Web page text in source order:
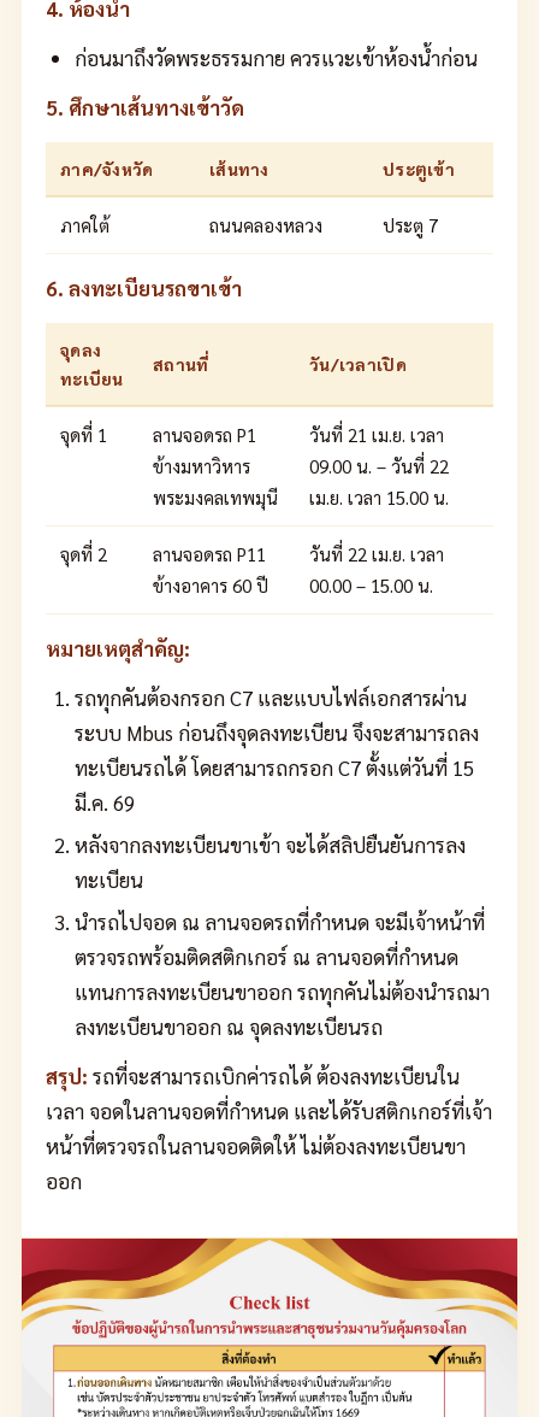
4. ห้องน้ำ
ก่อนมาถึงวัดพระธรรมกาย ควรแวะเข้าห้องน้ำก่อน
5. ศึกษาเส้นทางเข้าวัด
ภาค/จังหวัด เส้นทาง ประตูเข้า
ภาคใต้ ถนนคลองหลวง ประตู 7
6. ลงทะเบียนรถขาเข้า
จุดลง
ทะเบียน
สถานที่ วัน/เวลาเปิด
จุดที่ 1
ลานจอดรถ P1
ข้างมหาวิหาร
พระมงคลเทพมุนี
วันที่ 21 เม.ย. เวลา
09.00 น. – วันที่ 22
เม.ย. เวลา 15.00 น.
จุดที่ 2
ลานจอดรถ P11
ข้างอาคาร 60 ปี
วันที่ 22 เม.ย. เวลา
00.00 – 15.00 น.
หมายเหตุสำคัญ:
รถทุกคันต้องกรอก C7 และแบบไฟล์เอกสารผ่าน
ระบบ Mbus ก่อนถึงจุดลงทะเบียน จึงจะสามารถลง
ทะเบียนรถได้ โดยสามารถกรอก C7 ตั้งแต่วันที่ 15
มี.ค. 69
หลังจากลงทะเบียนขาเข้า จะได้สลิปยืนยันการลง
ทะเบียน
นำรถไปจอด ณ ลานจอดรถที่กำหนด จะมีเจ้าหน้าที่
ตรวจรถพร้อมติดสติกเกอร์ ณ ลานจอดที่กำหนด
แทนการลงทะเบียนขาออก รถทุกคันไม่ต้องนำรถมา
ลงทะเบียนขาออก ณ จุดลงทะเบียนรถ
สรุป: รถที่จะสามารถเบิกค่ารถได้ ต้องลงทะเบียนใน
เวลา จอดในลานจอดที่กำหนด และได้รับสติกเกอร์ที่เจ้า
หน้าที่ตรวจรถในลานจอดติดให้ ไม่ต้องลงทะเบียนขา
ออก